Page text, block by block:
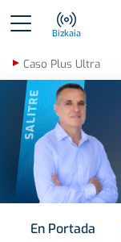
Bizkaia
Caso Plus Ultra
SALITRE
En Portada